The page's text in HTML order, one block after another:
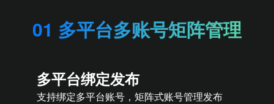
01 多平台多账号矩阵管理
多平台绑定发布
支持绑定多平台账号，矩阵式账号管理发布